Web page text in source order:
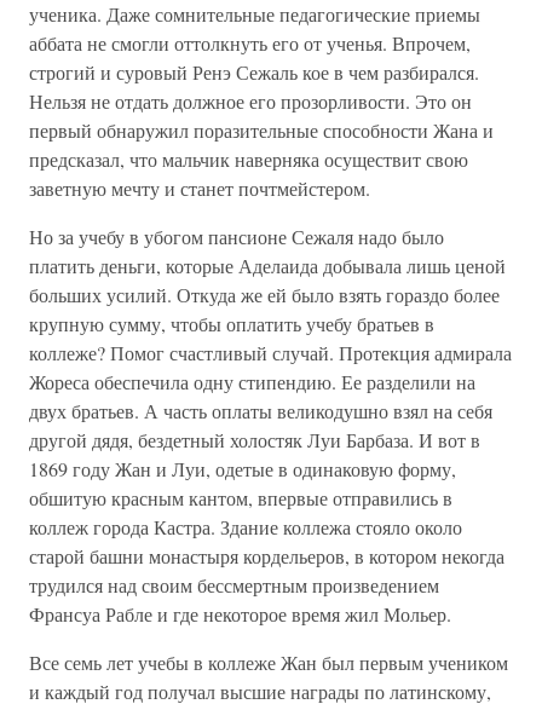
ученика. Даже сомнительные педагогические приемы
аббата не смогли оттолкнуть его от ученья. Впрочем,
строгий и суровый Ренэ Сежаль кое в чем разбирался.
Нельзя не отдать должное его прозорливости. Это он
первый обнаружил поразительные способности Жана и
предсказал, что мальчик наверняка осуществит свою
заветную мечту и станет почтмейстером.
Но за учебу в убогом пансионе Сежаля надо было
платить деньги, которые Аделаида добывала лишь ценой
больших усилий. Откуда же ей было взять гораздо более
крупную сумму, чтобы оплатить учебу братьев в
коллеже? Помог счастливый случай. Протекция адмирала
Жореса обеспечила одну стипендию. Ее разделили на
двух братьев. А часть оплаты великодушно взял на себя
другой дядя, бездетный холостяк Луи Барбаза. И вот в
1869 году Жан и Луи, одетые в одинаковую форму,
обшитую красным кантом, впервые отправились в
коллеж города Кастра. Здание коллежа стояло около
старой башни монастыря кордельеров, в котором некогда
трудился над своим бессмертным произведением
Франсуа Рабле и где некоторое время жил Мольер.
Все семь лет учебы в коллеже Жан был первым учеником
и каждый год получал высшие награды по латинскому,